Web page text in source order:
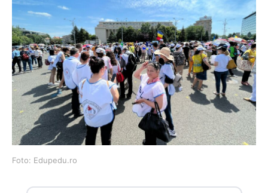
Foto: Edupedu.ro